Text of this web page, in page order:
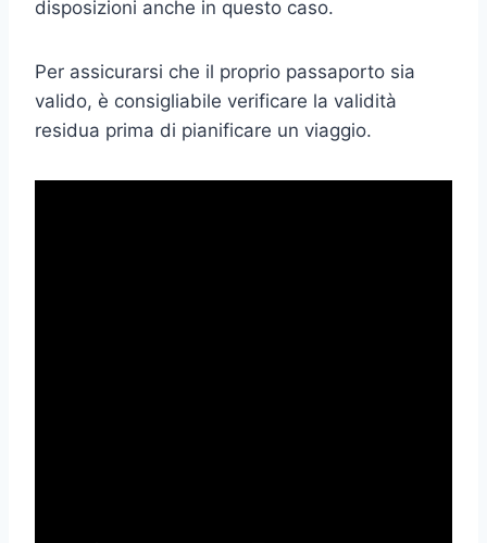
disposizioni anche in questo caso.
Per assicurarsi che il proprio passaporto sia
valido, è consigliabile verificare la validità
residua prima di pianificare un viaggio.